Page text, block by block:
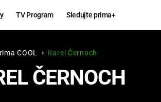
TV Program Sledujte prima+
Zábava
COOL Karel Černoch
ČERNOCH